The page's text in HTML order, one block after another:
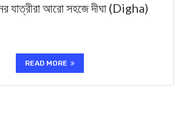
যাত্রীরা আরো সহজে দীঘা (Digha)
READ MORE